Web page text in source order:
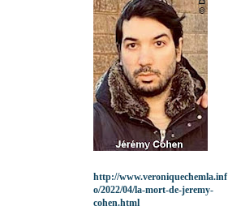
http://www.veroniquechemla.inf
o/2022/04/la-mort-de-jeremy-
cohen.html